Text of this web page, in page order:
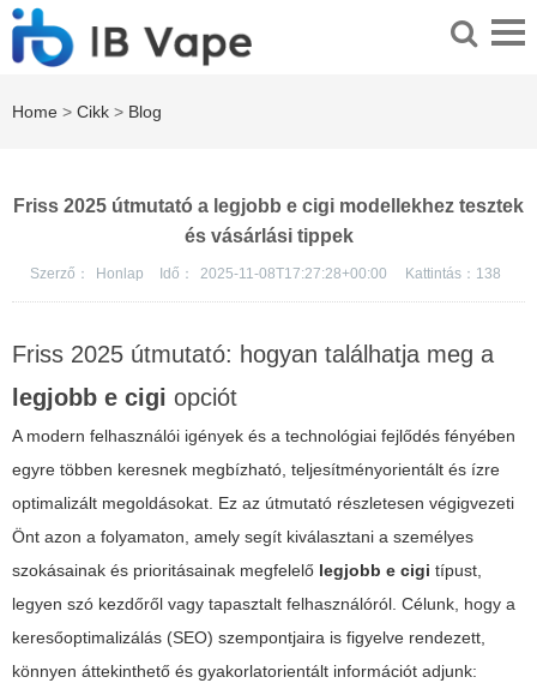
Home > Cikk > Blog
Friss 2025 útmutató a legjobb e cigi modellekhez tesztek
és vásárlási tippek
Szerző： Honlap Idő： 2025-11-08T17:27:28+00:00 Kattintás： 138
Friss 2025 útmutató: hogyan találhatja meg a
legjobb e cigi opciót
A modern felhasználói igények és a technológiai fejlődés fényében
egyre többen keresnek megbízható, teljesítményorientált és ízre
optimalizált megoldásokat. Ez az útmutató részletesen végigvezeti
Önt azon a folyamaton, amely segít kiválasztani a személyes
szokásainak és prioritásainak megfelelő legjobb e cigi típust,
legyen szó kezdőről vagy tapasztalt felhasználóról. Célunk, hogy a
keresőoptimalizálás (SEO) szempontjaira is figyelve rendezett,
könnyen áttekinthető és gyakorlatorientált információt adjunk: